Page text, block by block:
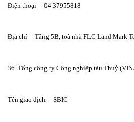
Điện thoại     04 37955818
Địa chỉ     Tầng 5B, toà nhà FLC Land
36. Tổng công ty Công nghiệp tàu Thuỷ
Tên giao dịch     SBIC